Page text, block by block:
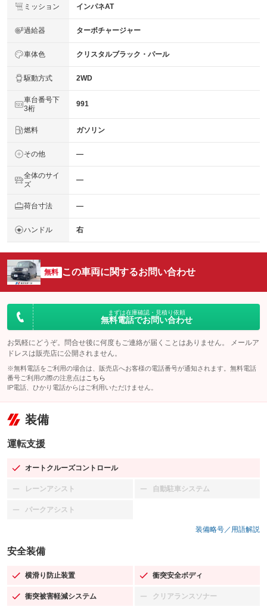
ミッション インパネAT
過給器 ターボチャージャー
車体色 クリスタルブラック・パール
駆動方式 2WD
車台番号下
3桁
991
燃料 ガソリン
その他 ―
全体のサイ
ズ
―
荷台寸法 ―
ハンドル 右
無料 この車両に関するお問い合わせ
まずは在庫確認・見積り依頼
無料電話でお問い合わせ
お気軽にどうぞ。問合せ後に何度もご連絡が届くことはありません。 メールア
ドレスは販売店に公開されません。
※無料電話をご利用の場合は、販売店へお客様の電話番号が通知されます。無料電話
番号ご利用の際の注意点は こちら
IP電話、ひかり電話からはご利用いただけません。
装備
運転支援
オートクルーズコントロール
：装備あり
レーンアシスト
：装備なし 自動駐車システム
：装備なし
パークアシスト
：装備なし
装備略号／用語解説
安全装備
横滑り防止装置
：装備あり 衝突安全ボディ
：装備あり
衝突被害軽減システム
：装備あり クリアランスソナー
：装備なし